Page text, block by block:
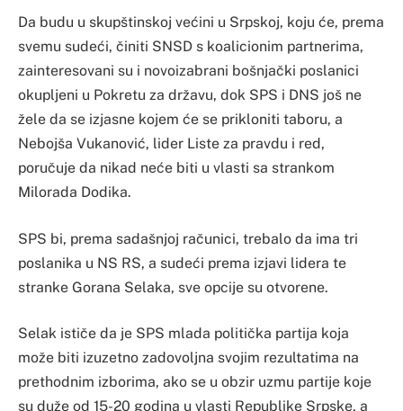
Da budu u skupštinskoj većini u Srpskoj, koju će, prema
svemu sudeći, činiti SNSD s koalicionim partnerima,
zainteresovani su i novoizabrani bošnjački poslanici
okupljeni u Pokretu za državu, dok SPS i DNS još ne
žele da se izjasne kojem će se prikloniti taboru, a
Nebojša Vukanović, lider Liste za pravdu i red,
poručuje da nikad neće biti u vlasti sa strankom
Milorada Dodika.
SPS bi, prema sadašnjoj računici, trebalo da ima tri
poslanika u NS RS, a sudeći prema izjavi lidera te
stranke Gorana Selaka, sve opcije su otvorene.
Selak ističe da je SPS mlada politička partija koja
može biti izuzetno zadovoljna svojim rezultatima na
prethodnim izborima, ako se u obzir uzmu partije koje
su duže od 15-20 godina u vlasti Republike Srpske, a